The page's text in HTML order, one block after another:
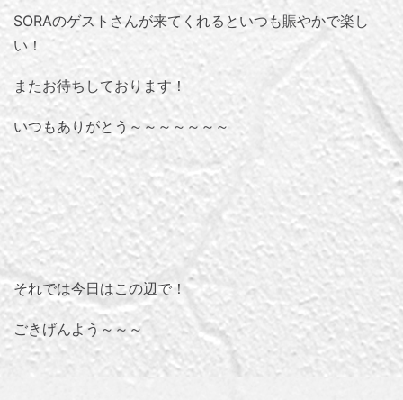
SORAのゲストさんが来てくれるといつも賑やかで楽し
い！
またお待ちしております！
いつもありがとう～～～～～～～
それでは今日はこの辺で！
ごきげんよう～～～